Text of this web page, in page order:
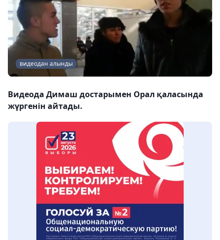
видеодан алынды
Видеода Димаш достарымен Орал қаласында
жүргенін айтады.